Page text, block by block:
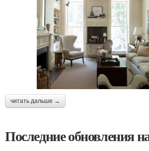
читать дальше →
Последние обновления